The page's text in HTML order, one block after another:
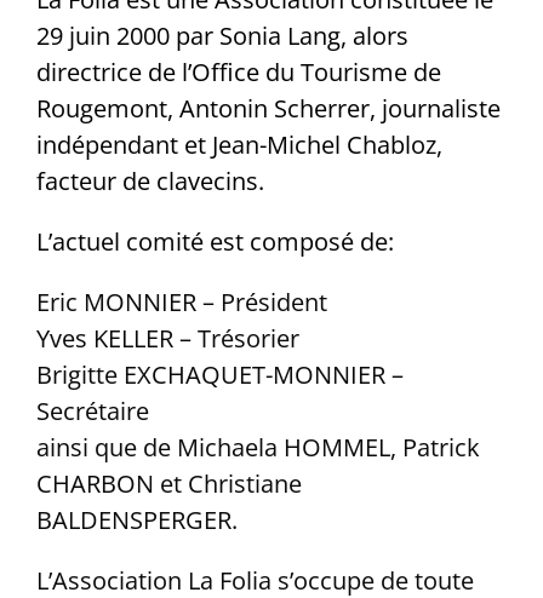
29 juin 2000 par Sonia Lang, alors
directrice de l’Office du Tourisme de
Rougemont, Antonin Scherrer, journaliste
indépendant et Jean-Michel Chabloz,
facteur de clavecins.
L’actuel comité est composé de:
Eric MONNIER – Président
Yves KELLER – Trésorier
Brigitte EXCHAQUET-MONNIER –
Secrétaire
ainsi que de Michaela HOMMEL, Patrick
CHARBON et Christiane
BALDENSPERGER.
L’Association La Folia s’occupe de toute